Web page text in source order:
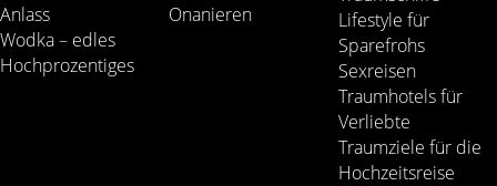
Anlass
Wodka – edles
Hochprozentiges
Onanieren
Lifestyle für
Sparefrohs
Sexreisen
Traumhotels für
Verliebte
Traumziele für die
Hochzeitsreise